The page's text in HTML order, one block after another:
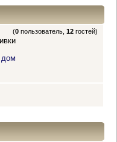
(0 пользователь,12 гостей)